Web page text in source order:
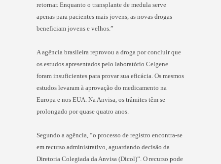
retornar. Enquanto o transplante de medula serve
apenas para pacientes mais jovens, as novas drogas
beneficiam jovens e velhos.”
A agência brasileira reprovou a droga por concluir que
os estudos apresentados pelo laboratório Celgene
foram insuficientes para provar sua eficácia. Os mesmos
estudos levaram à aprovação do medicamento na
Europa e nos EUA. Na Anvisa, os trâmites têm se
prolongado por quase quatro anos.
Segundo a agência, “o processo de registro encontra-se
em recurso administrativo, aguardando decisão da
Diretoria Colegiada da Anvisa (Dicol)”. O recurso pode